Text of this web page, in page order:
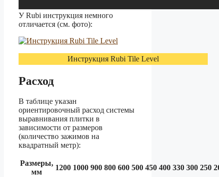
У Rubi инструкция немного
отличается (см. фото):
Инструкция Rubi Tile Level
Расход
В таблице указан
ориентировочный расход системы
выравнивания плитки в
зависимости от размеров
(количество зажимов на
квадратный метр):
Размеры,
мм
1200 1000 900 800 600 500 450 400 330 300 250